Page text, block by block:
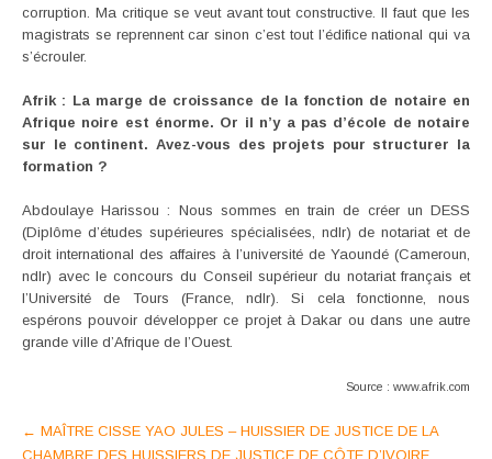
corruption. Ma critique se veut avant tout constructive. Il faut que les
magistrats se reprennent car sinon c’est tout l’édifice national qui va
s’écrouler.
Afrik : La marge de croissance de la fonction de notaire en
Afrique noire est énorme. Or il n’y a pas d’école de notaire
sur le continent. Avez-vous des projets pour structurer la
formation ?
Abdoulaye Harissou : Nous sommes en train de créer un DESS
(Diplôme d’études supérieures spécialisées, ndlr) de notariat et de
droit international des affaires à l’université de Yaoundé (Cameroun,
ndlr) avec le concours du Conseil supérieur du notariat français et
l’Université de Tours (France, ndlr). Si cela fonctionne, nous
espérons pouvoir développer ce projet à Dakar ou dans une autre
grande ville d’Afrique de l’Ouest.
Source : www.afrik.com
Post
← MAÎTRE CISSE YAO JULES – HUISSIER DE JUSTICE DE LA
CHAMBRE DES HUISSIERS DE JUSTICE DE CÔTE D’IVOIRE